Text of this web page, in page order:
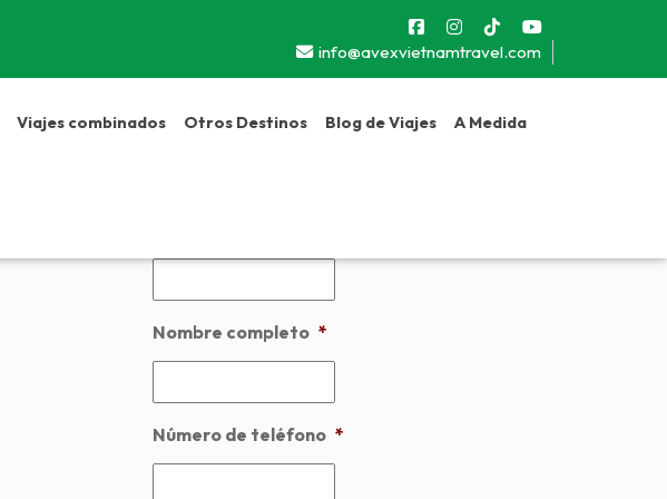
info@avexvietnamtravel.com
Viajes combinados Otros Destinos Blog de Viajes A Medida
Nombre completo *
Número de teléfono *